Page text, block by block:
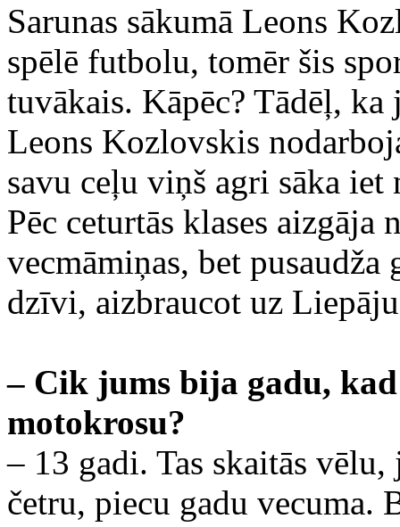
Sarunas sākumā Leons
spēlē futbolu, tomēr šis
tuvākais. Kāpēc? Tādēļ, ka
Leons Kozlovskis
savu ceļu viņš agri sāka
Pēc ceturtās klases
vecmāmiņas, bet pusaudža
dzīvi, aizbraucot uz
– Cik jums bija gadu,
motokrosu?
– 13 gadi. Tas skaitās
četru, piecu gadu vecuma.